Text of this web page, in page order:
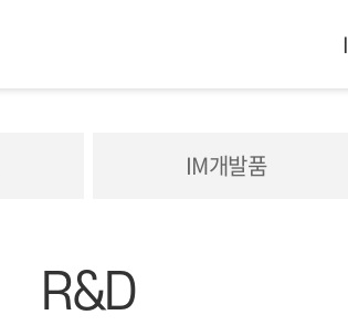
IM개발품
R&D